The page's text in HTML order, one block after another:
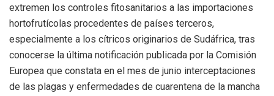
extremen los controles fitosanitarios a las importaciones
hortofrutícolas procedentes de países terceros,
especialmente a los cítricos originarios de Sudáfrica, tras
conocerse la última notificación publicada por la Comisión
Europea que constata en el mes de junio interceptaciones
de las plagas y enfermedades de cuarentena de la mancha